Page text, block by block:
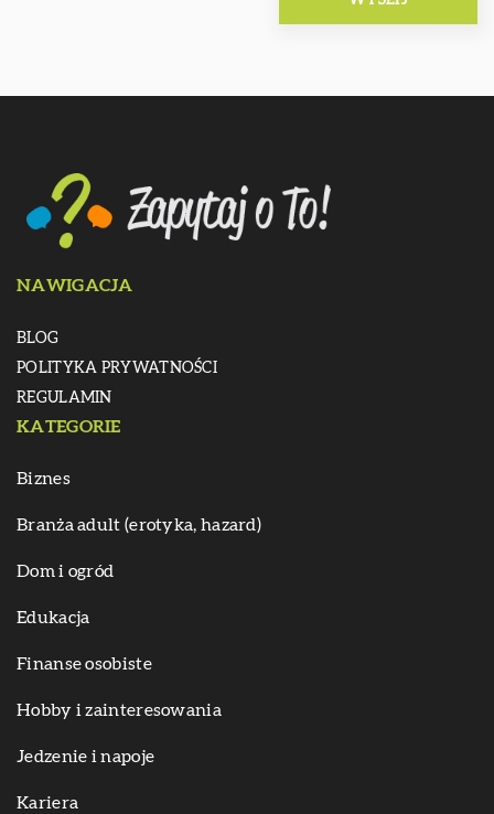
NAWIGACJA
BLOG
POLITYKA PRYWATNOŚCI
REGULAMIN
KATEGORIE
Biznes
Branża adult (erotyka, hazard)
Dom i ogród
Edukacja
Finanse osobiste
Hobby i zainteresowania
Jedzenie i napoje
Kariera